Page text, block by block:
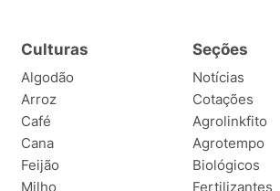
Culturas
Algodão
Arroz
Café
Cana
Feijão
Milho
Seções
Notícias
Cotações
Agrolinkfito
Agrotempo
Biológicos
Fertilizantes